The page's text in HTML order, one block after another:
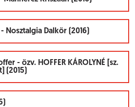
Nosztalgia Dalkör (2016)
- özv. HOFFER KÁROLYNÉ [sz.
(2015)